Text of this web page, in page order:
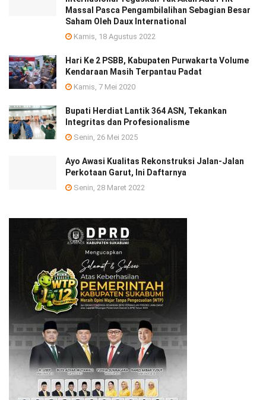
Massal Pasca Pengambilalihan Sebagian Besar
Saham Oleh Daux International
Kamis, 18 Agustus 2022
Hari Ke 2 PSBB, Kabupaten Purwakarta Volume
Kendaraan Masih Terpantau Padat
Kamis, 7 Mei 2020
Bupati Herdiat Lantik 364 ASN, Tekankan
Integritas dan Profesionalisme
Senin, 26 Mei 2025
Ayo Awasi Kualitas Rekonstruksi Jalan-Jalan
Perkotaan Garut, Ini Daftarnya
Senin, 28 Maret 2022